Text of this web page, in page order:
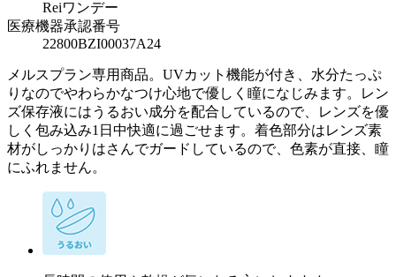
Reiワンデー
医療機器承認番号
22800BZI00037A24
メルスプラン専用商品。UVカット機能が付き、水分たっぷ
りなのでやわらかなつけ心地で優しく瞳になじみます。レン
ズ保存液にはうるおい成分を配合しているので、レンズを優
しく包み込み1日中快適に過ごせます。着色部分はレンズ素
材がしっかりはさんでガードしているので、色素が直接、瞳
にふれません。